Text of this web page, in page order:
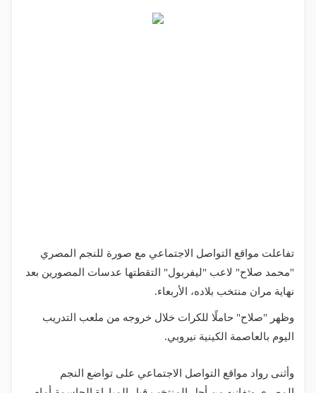
تفاعلت مواقع التواصل الاجتماعي مع صورة للنجم المصري
"محمد صلاح" لاعب "ليفربول" التقطتها عدسات المصورين بعد
نهاية مران منتخب بلاده، الأربعاء.
وظهر "صلاح" حاملًا للكرات خلال خروجه من ملعب التدريب
اليوم بالعاصمة الكينية نيروبي.
وأثنى رواد مواقع التواصل الاجتماعي على تواضع النجم